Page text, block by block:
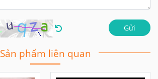
Gửi
Sản phẩm liên quan